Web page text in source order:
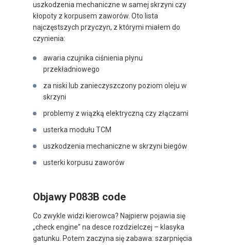
uszkodzenia mechaniczne w samej skrzyni czy
kłopoty z korpusem zaworów. Oto lista
najczęstszych przyczyn, z którymi miałem do
czynienia:
awaria czujnika ciśnienia płynu
przekładniowego
za niski lub zanieczyszczony poziom oleju w
skrzyni
problemy z wiązką elektryczną czy złączami
usterka modułu TCM
uszkodzenia mechaniczne w skrzyni biegów
usterki korpusu zaworów
Objawy P083B code
Co zwykle widzi kierowca? Najpierw pojawia się
„check engine” na desce rozdzielczej – klasyka
gatunku. Potem zaczyna się zabawa: szarpnięcia